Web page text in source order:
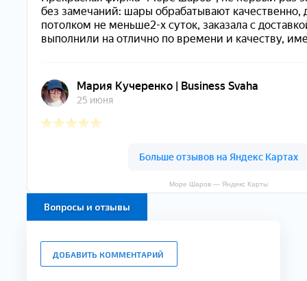
Море Шаров — Яндекс Карты
Вопросы и отзывы
ДОБАВИТЬ КОММЕНТАРИЙ